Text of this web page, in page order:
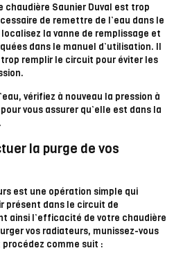
chaudière Saunier Duval est trop
de remettre de l’eau dans le
la vanne de remplissage et
dans le manuel d’utilisation. Il
remplir le circuit pour éviter les
vérifiez à nouveau la pression à
vous assurer qu’elle est dans la
la purge de vos
est une opération simple qui
présent dans le circuit de
ainsi l’efficacité de votre chaudière
vos radiateurs, munissez-vous
procédez comme suit :